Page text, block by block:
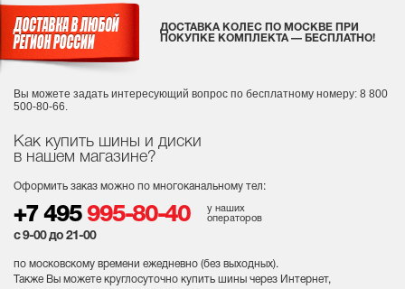
Как купить шины и диски
в нашем магазине?
Оформить заказ можно по многоканальному тел:
+7 495 995-80-40
у наших
операторов
с 9-00 до 21-00
по московскому времени ежедневно (без выходных).
Также Вы можете круглосуточно купить шины через Интернет,
ДОСТАВКА КОЛЕС ПО МОСКВЕ ПРИ
ПОКУПКЕ КОМПЛЕКТА — БЕСПЛАТНО!
Вы можете задать интересующий вопрос по бесплатному номеру: 8 800
500-80-66.